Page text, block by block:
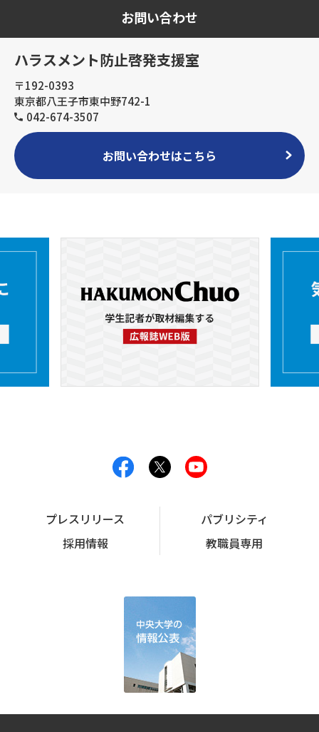
お問い合わせ
ハラスメント防止啓発支援室
〒192-0393
東京都八王子市東中野742-1
042-674-3507
お問い合わせはこちら
プレスリリース
パブリシティ
採用情報
教職員専用